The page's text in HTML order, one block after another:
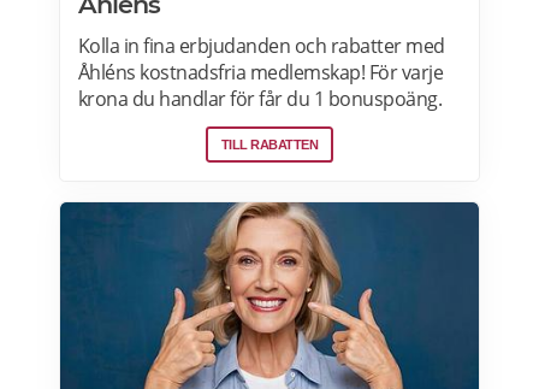
Kolla in fina erbjudanden och rabatter med
Åhléns kostnadsfria medlemskap! För varje
krona du handlar för får du 1 bonuspoäng.
Och för varje 1250 poäng, får du 25 kronor i
bonus. 10-30% välkomsterbjudande:
30% rabatt på ditt första köp som medlem.
Läs mer om pensionärsrabatter på Åhléns
TILL RABATTEN